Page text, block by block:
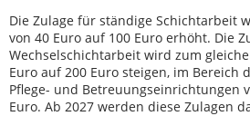
Die Zulage für ständige Schichtarbeit
von 40 Euro auf 100 Euro erhöht. Die
Wechselschichtarbeit wird zum
Euro auf 200 Euro steigen, im Bereich
Pflege- und Betreuungseinrichtungen
Euro. Ab 2027 werden diese Zulagen